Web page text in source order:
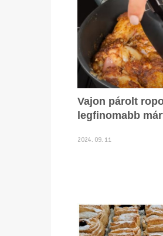
Vajon párolt
legfinomabb
2024. 09. 11